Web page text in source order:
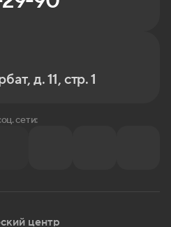
д. 11, стр. 1
сети:
центр